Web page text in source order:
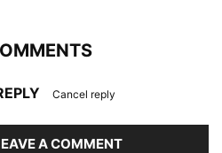
Cancel reply
A COMMENT